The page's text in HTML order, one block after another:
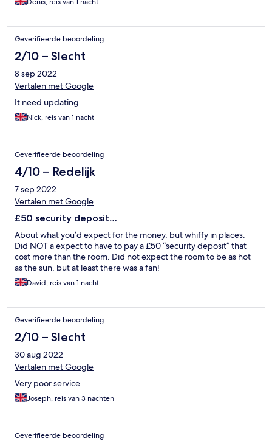
Denis, reis van 1 nacht
Geverifieerde beoordeling
2/10 – Slecht
8 sep 2022
Vertalen met Google
It need updating
Nick, reis van 1 nacht
Geverifieerde beoordeling
4/10 – Redelijk
7 sep 2022
Vertalen met Google
£50 security deposit…
About what you’d expect for the money, but whiffy in places.
Did NOT a expect to have to pay a £50 “security deposit” that
cost more than the room. Did not expect the room to be as hot
as the sun, but at least there was a fan!
David, reis van 1 nacht
Geverifieerde beoordeling
2/10 – Slecht
30 aug 2022
Vertalen met Google
Very poor service.
Joseph, reis van 3 nachten
Geverifieerde beoordeling